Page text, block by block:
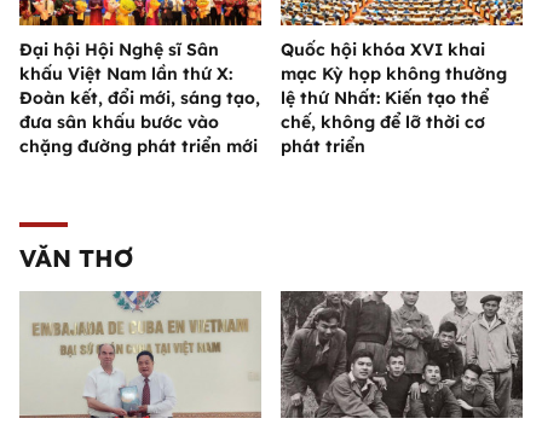
Đại hội Hội Nghệ sĩ Sân
khấu Việt Nam lần thứ X:
Đoàn kết, đổi mới, sáng tạo,
đưa sân khấu bước vào
chặng đường phát triển mới
Quốc hội khóa XVI khai
mạc Kỳ họp không thường
lệ thứ Nhất: Kiến tạo thể
chế, không để lỡ thời cơ
phát triển
VĂN THƠ